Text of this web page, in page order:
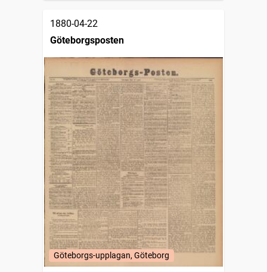
1880-04-22
Göteborgsposten
Göteborgs-upplagan, Göteborg